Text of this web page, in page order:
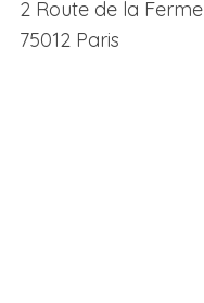
2 Route de la Ferme
75012 Paris